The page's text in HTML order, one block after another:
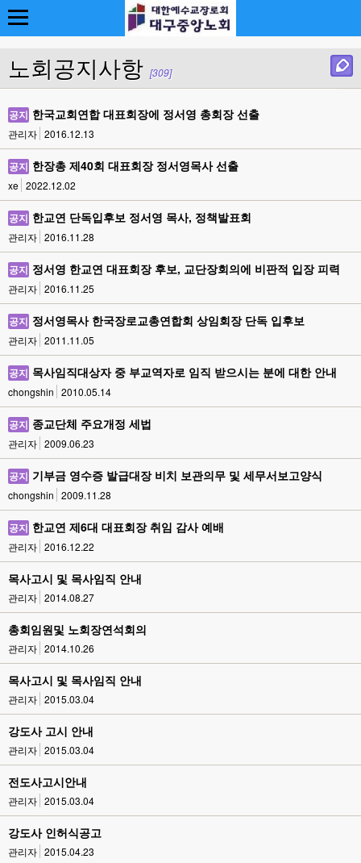
노회공지사항 [309]
공지 한국교회연합 대표회장에 정서영 총회장 선출
관리자 2016.12.13
공지 한장총 제40회 대표회장 정서영목사 선출
xe 2022.12.02
공지 한교연 단독입후보 정서영 목사, 정책발표회
관리자 2016.11.28
공지 정서영 한교연 대표회장 후보, 교단장회의에 비판적 입장 피력
관리자 2016.11.25
공지 정서영목사 한국장로교총연합회 상임회장 단독 입후보
관리자 2011.11.05
공지 목사임직대상자 중 부교역자로 임직 받으시는 분에 대한 안내
chongshin 2010.05.14
공지 종교단체 주요개정 세법
관리자 2009.06.23
공지 기부금 영수증 발급대장 비치 보관의무 및 세무서보고양식
chongshin 2009.11.28
공지 한교연 제6대 대표회장 취임 감사 예배
관리자 2016.12.22
목사고시 및 목사임직 안내
관리자 2014.08.27
총회임원및 노회장연석회의
관리자 2014.10.26
목사고시 및 목사임직 안내
관리자 2015.03.04
강도사 고시 안내
관리자 2015.03.04
전도사고시안내
관리자 2015.03.04
강도사 인허식공고
관리자 2015.04.23